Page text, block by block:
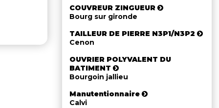
COUVREUR ZINGUEUR
Bourg sur gironde
TAILLEUR DE PIERRE N3P1/N3P2
Cenon
OUVRIER POLYVALENT DU
BATIMENT
Bourgoin jallieu
Manutentionnaire
Calvi